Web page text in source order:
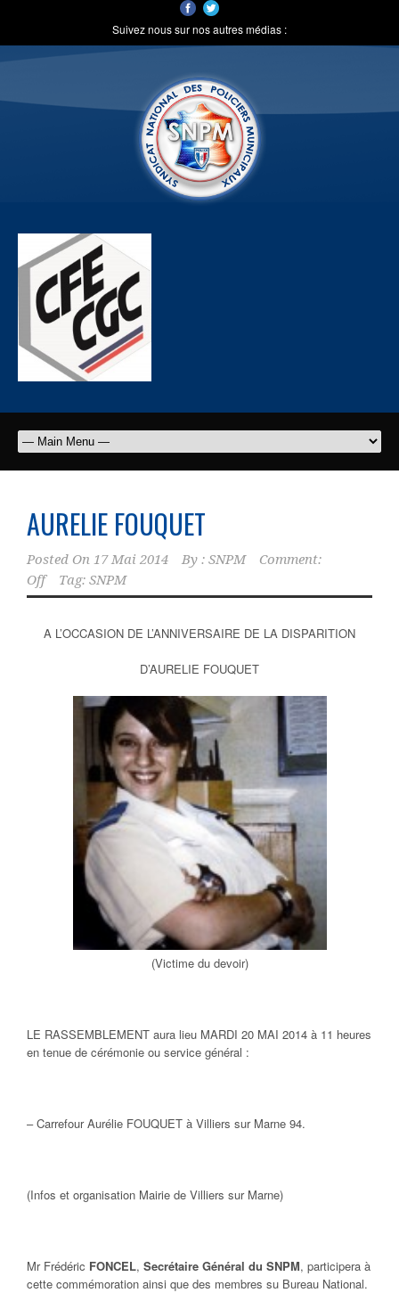
Suivez nous sur nos autres médias :
AURELIE FOUQUET
Posted On 17 Mai 2014 By : SNPM
Comment:
Off
Tag: SNPM
A L’OCCASION DE L’ANNIVERSAIRE DE LA DISPARITION
D’AURELIE FOUQUET
(Victime du devoir)
LE RASSEMBLEMENT aura lieu MARDI 20 MAI 2014 à 11 heures
en tenue de cérémonie ou service général :
– Carrefour Aurélie FOUQUET à Villiers sur Marne 94.
(Infos et organisation Mairie de Villiers sur Marne)
Mr Frédéric FONCEL, Secrétaire Général du SNPM, participera à
cette commémoration ainsi que des membres su Bureau National.